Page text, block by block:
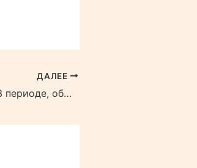
ДАЛЕЕ
Эвеланш забивает 5 голов в 3 периоде, обыграв Джетс в третьей игре.